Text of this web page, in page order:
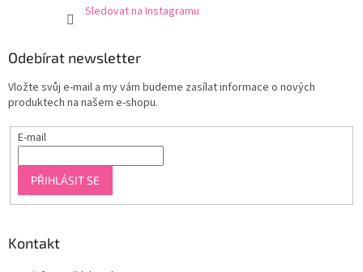
Sledovat na Instagramu
Odebírat newsletter
Vložte svůj e-mail a my vám budeme zasílat informace o nových
produktech na našem e-shopu.
E-mail
PŘIHLÁSIT SE
Kontakt